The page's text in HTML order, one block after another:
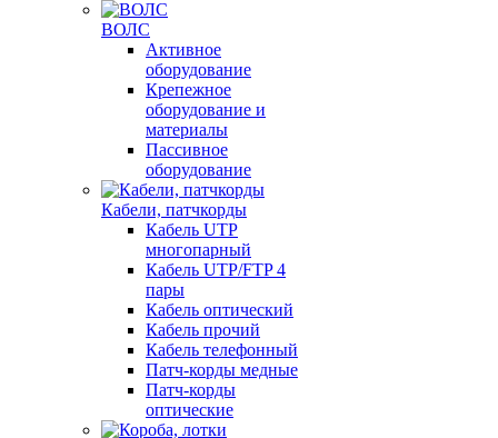
ВОЛС
Активное
оборудование
Крепежное
оборудование и
материалы
Пассивное
оборудование
Кабели, патчкорды
Кабель UTP
многопарный
Кабель UTP/FTP 4
пары
Кабель оптический
Кабель прочий
Кабель телефонный
Патч-корды медные
Патч-корды
оптические